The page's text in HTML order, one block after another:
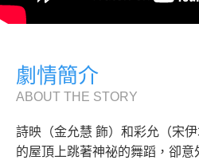
劇情簡介
ABOUT THE STORY
詩映（金允慧 飾）和彩允（宋
的屋頂上跳著神祕的舞蹈，卻意